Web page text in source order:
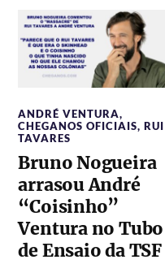
ANDRÉ VENTURA,
CHEGANOS OFICIAIS,RUI
TAVARES
Bruno Nogueira
arrasou André
“Coisinho”
Ventura no Tubo
de Ensaio da TSF